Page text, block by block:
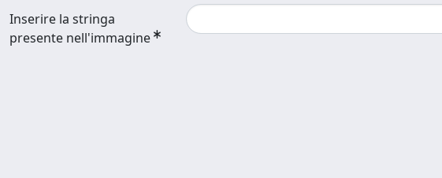
Inserire la stringa
presente nell'immagine